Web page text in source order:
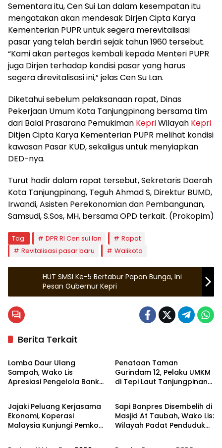
Sementara itu, Cen Sui Lan dalam kesempatan itu
mengatakan akan mendesak Dirjen Cipta Karya
Kementerian PUPR untuk segera merevitalisasi
pasar yang telah berdiri sejak tahun 1960 tersebut.
“Kami akan pertegas kembali kepada Menteri PUPR
juga Dirjen terhadap kondisi pasar yang harus
segera direvitalisasi ini,” jelas Cen Su Lan.
Diketahui sebelum pelaksanaan rapat, Dinas
Pekerjaan Umum Kota Tanjungpinang bersama tim
dari Balai Prasarana Pemukiman KepriWilayah Kepri
Ditjen Cipta Karya Kementerian PUPR melihat kondisi
kawasan Pasar KUD, sekaligus untuk menyiapkan
DED-nya.
Turut hadir dalam rapat tersebut, Sekretaris Daerah
Kota Tanjungpinang, Teguh Ahmad S, Direktur BUMD,
Irwandi, Asisten Perekonomian dan Pembangunan,
Samsudi, S.Sos, MH, bersama OPD terkait. (Prokopim)
Tag: DPR RI Cen sui lan
Rapat
Revitalisasi pasar baru
Walikota
HUT SMSI Ke-5 Bertabur Papan Bunga, Ini
Pesan Gubernur Kepri
Berita Terkait
Tanjungpinang
Lomba Daur Ulang
Sampah, Wako Lis
Apresiasi Pengelola Bank
Penataan Taman
Gurindam 12, Pelaku UMKM
di Tepi Laut Tanjungpinang
Tanjungpinang
Jajaki Peluang Kerjasama
Ekonomi, Koperasi
Malaysia Kunjungi Pemko
Tanjungpinang
Sapi Banpres Disembelih di
Masjid At Taubah, Wako Lis:
Wilayah Padat Penduduk
Tanjungpinang Tanjungpinang